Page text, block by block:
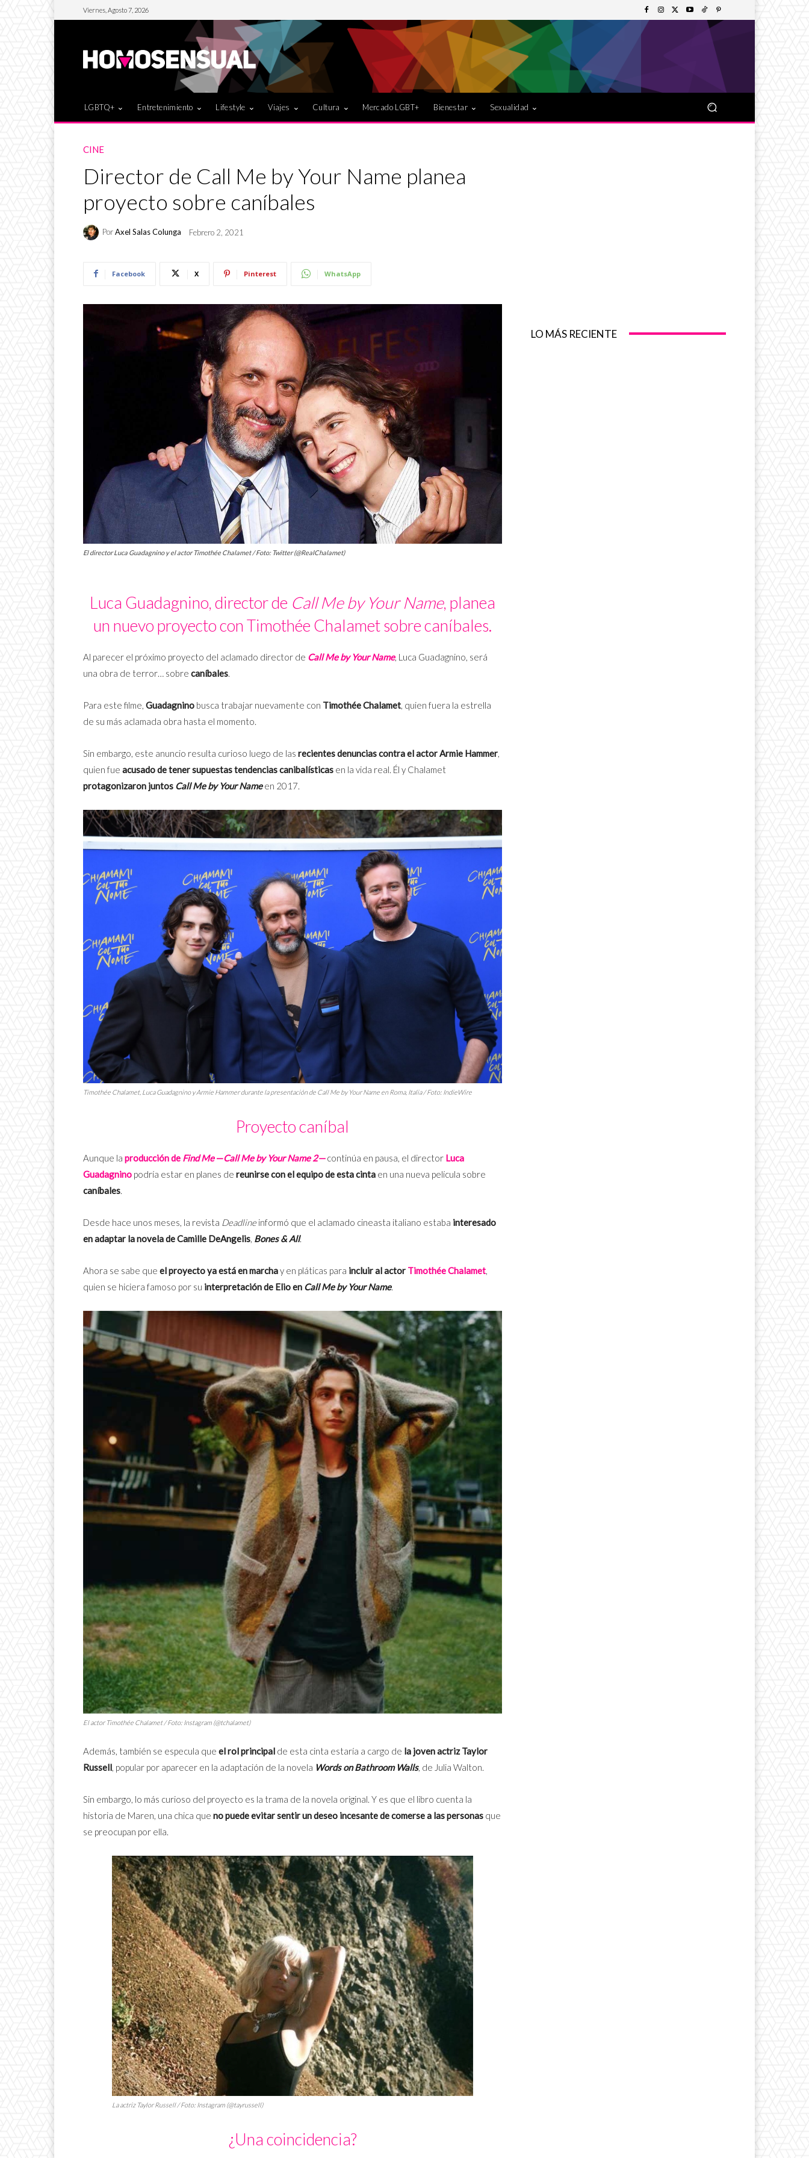
Viernes, Agosto 7, 2026
LGBTQ+ Entretenimiento Lifestyle Viajes Cultura Mercado LGBT+ Bienestar Sexualidad
CINE
Director de Call Me by Your Name planea
proyecto sobre caníbales
PorAxel Salas Colunga Febrero 2, 2021
Facebook X Pinterest WhatsApp
El director Luca Guadagnino y el actor Timothée Chalamet / Foto: Twitter (@RealChalamet)
Luca Guadagnino, director de Call Me by Your Name, planea
un nuevo proyecto con Timothée Chalamet sobre caníbales.
Al parecer el próximo proyecto del aclamado director de Call Me by Your Name, Luca Guadagnino, será
una obra de terror… sobre caníbales.
Para este filme, Guadagnino busca trabajar nuevamente con Timothée Chalamet, quien fuera la estrella
de su más aclamada obra hasta el momento.
Sin embargo, este anuncio resulta curioso luego de las recientes denuncias contra el actor Armie Hammer,
quien fue acusado de tener supuestas tendencias canibalísticas en la vida real. Él y Chalamet
protagonizaron juntos Call Me by Your Nameen 2017.
Timothée Chalamet, Luca Guadagnino y Armie Hammer durante la presentación de Call Me by Your Name en Roma, Italia / Foto: IndieWire
Proyecto caníbal
Aunque la producción de Find Me—Call Me by Your Name 2—continúa en pausa, el director Luca
Guadagnino podría estar en planes de reunirse con el equipo de esta cinta en una nueva película sobre
caníbales.
Desde hace unos meses, la revista Deadlineinformó que el aclamado cineasta italiano estaba interesado
en adaptar la novela de Camille DeAngelis, Bones & All.
Ahora se sabe que el proyecto ya está en marchay en pláticas para incluir al actor Timothée Chalamet,
quien se hiciera famoso por su interpretación de Elio en Call Me by Your Name.
El actor Timothée Chalamet / Foto: Instagram (@tchalamet)
Además, también se especula que el rol principal de esta cinta estaría a cargo de la joven actriz Taylor
Russell, popular por aparecer en la adaptación de la novela Words on Bathroom Walls, de Julia Walton.
Sin embargo, lo más curioso del proyecto es la trama de la novela original. Y es que el libro cuenta la
historia de Maren, una chica que no puede evitar sentir un deseo incesante de comerse a las personas que
se preocupan por ella.
La actriz Taylor Russell / Foto: Instagram (@tayrussell)
¿Una coincidencia?
LO MÁS RECIENTE